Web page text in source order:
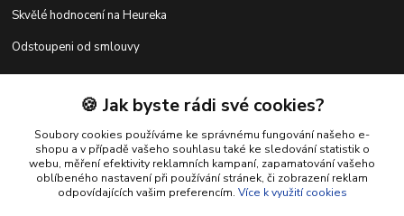
Skvělé hodnocení na Heureka
Odstoupeni od smlouvy
Kontakty
shop@racing-tuning-shop.cz
🍪 Jak byste rádi své cookies?
Soubory cookies používáme ke správnému fungování našeho e-
shopu a v případě vašeho souhlasu také ke sledování statistik o
webu, měření efektivity reklamních kampaní, zapamatování vašeho
oblíbeného nastavení při používání stránek, či zobrazení reklam
odpovídajících vašim preferencím. Více k využití cookies